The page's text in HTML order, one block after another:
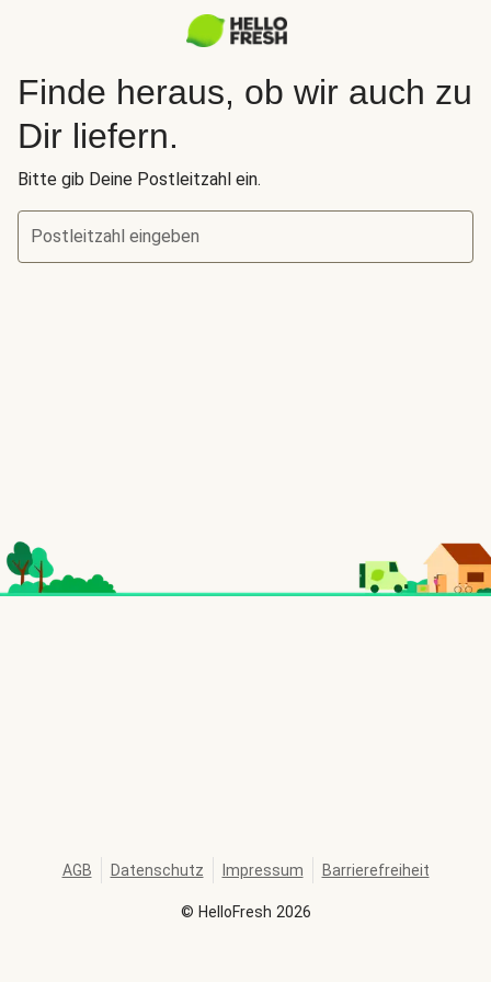
Finde heraus, ob wir auch zu
Dir liefern.
Bitte gib Deine Postleitzahl ein.
Postleitzahl eingeben
© HelloFresh 2026
AGB Datenschutz Impressum Barrierefreiheit